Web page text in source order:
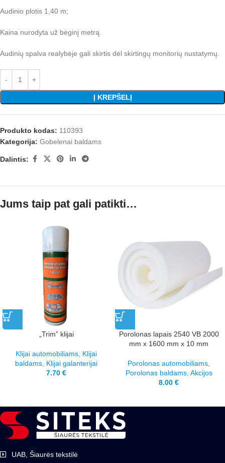
Audinio plotis 1,40 m;
Kaina nurodyta už bėginį metrą.
Audinių spalva realybėje gali skirtis dėl skirtingų monitorių nustatymų.
Į KREPŠELĮ
Produkto kodas: 110393
Kategorija: Gobelenai baldams
Dalintis:
Jums taip pat gali patikti…
„Trim” klijai
Klijai automobiliams Klijai
baldams Klijai galanterijai
7.70 €
Porolonas lapais 2540 VB 2000
mm x 1600 mm x 10 mm
Porolonas automobiliams
Porolonas baldams, Akcijos
8.00 €
UAB, Šiaurės tekstilė